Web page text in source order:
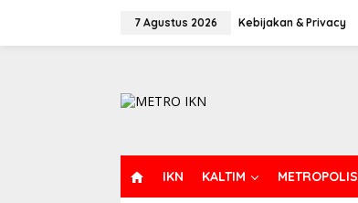
7 Agustus 2026 Kebijakan & Privacy
O
IKN KALTIM METROPOLIS